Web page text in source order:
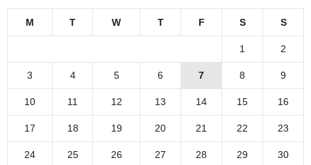
M T W T F S S
1 2
3 4 5 6 7 8 9
10 11 12 13 14 15 16
17 18 19 20 21 22 23
24 25 26 27 28 29 30